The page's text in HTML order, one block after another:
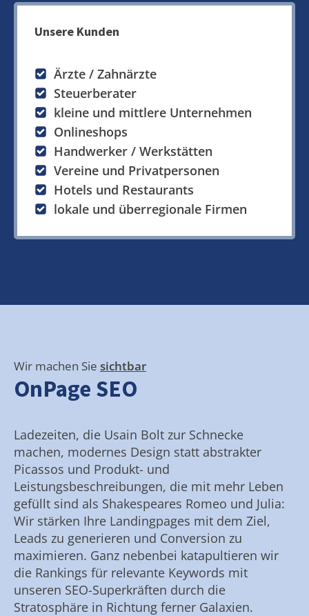
Unsere Kunden
Ärzte / Zahnärzte
Steuerberater
kleine und mittlere Unternehmen
Onlineshops
Handwerker / Werkstätten
Vereine und Privatpersonen
Hotels und Restaurants
lokale und überregionale Firmen
Wir machen Sie sichtbar
OnPage SEO
Ladezeiten, die Usain Bolt zur Schnecke
machen, modernes Design statt abstrakter
Picassos und Produkt- und
Leistungsbeschreibungen, die mit mehr Leben
gefüllt sind als Shakespeares Romeo und Julia:
Wir stärken Ihre Landingpages mit dem Ziel,
Leads zu generieren und Conversion zu
maximieren. Ganz nebenbei katapultieren wir
die Rankings für relevante Keywords mit
unseren SEO-Superkräften durch die
Stratosphäre in Richtung ferner Galaxien.